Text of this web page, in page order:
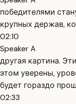
победителями
крупных держав,
02:10
Speaker A
другая картина.
этом уверены,
будет гораздо
02:33